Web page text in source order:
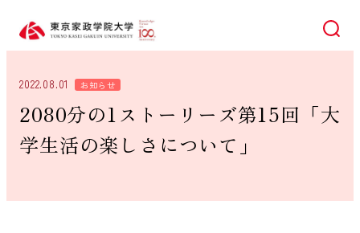
検索
2022.08.01 お知らせ
2080分の1ストーリーズ第15回「大
学生活の楽しさについて」